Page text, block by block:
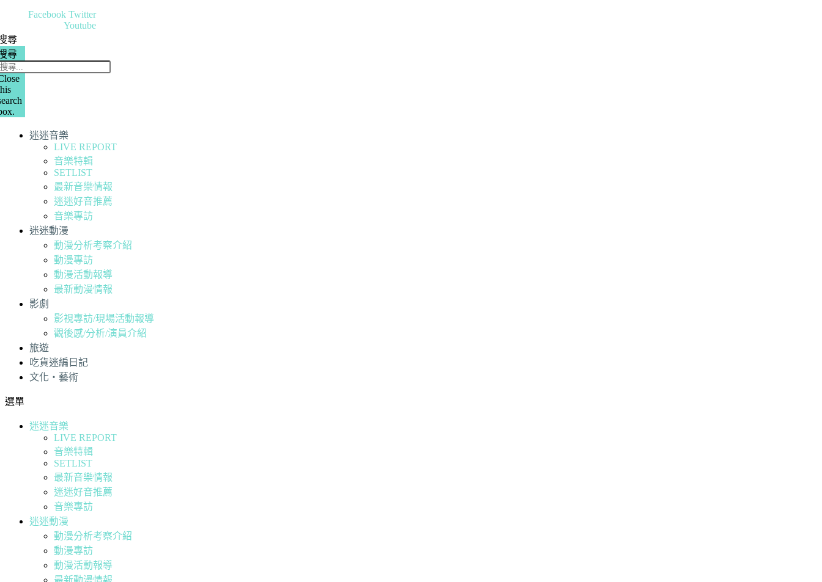
Facebook Twitter
Youtube
尋
尋
迷迷音樂
LIVE REPORT
音樂特輯
SETLIST
最新音樂情報
迷迷好音推薦
音樂專訪
迷迷動漫
動漫分析考察介紹
動漫專訪
動漫活動報導
最新動漫情報
影劇
影視專訪/現場活動報導
觀後感/分析/演員介紹
旅遊
吃貨迷編日記
文化・藝術
選單
迷迷音樂
LIVE REPORT
音樂特輯
SETLIST
最新音樂情報
迷迷好音推薦
音樂專訪
迷迷動漫
動漫分析考察介紹
動漫專訪
動漫活動報導
最新動漫情報